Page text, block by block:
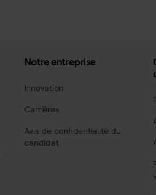
Notre entreprise
Innovation
Carrières
Avis de confidentialité du
candidat